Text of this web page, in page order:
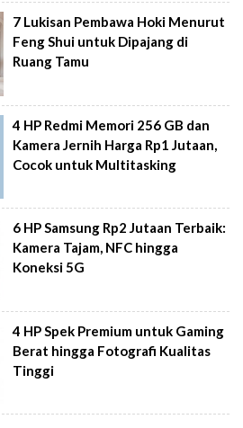
7 Lukisan Pembawa Hoki Menurut
Feng Shui untuk Dipajang di
Ruang Tamu
4 HP Redmi Memori 256 GB dan
Kamera Jernih Harga Rp1 Jutaan,
Cocok untuk Multitasking
6 HP Samsung Rp2 Jutaan Terbaik:
Kamera Tajam, NFC hingga
Koneksi 5G
4 HP Spek Premium untuk Gaming
Berat hingga Fotografi Kualitas
Tinggi